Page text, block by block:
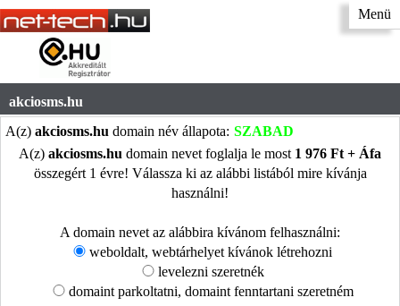
Menü
akciosms.hu
A(z) akciosms.hu domain név állapota: SZABAD
A(z) akciosms.hu domain nevet foglalja le most 1 976 Ft + Áfa
összegért 1 évre! Válassza ki az alábbi listából mire kívánja
használni!
A domain nevet az alábbira kívánom felhasználni:
weboldalt, webtárhelyet kívánok létrehozni
levelezni szeretnék
domaint parkoltatni, domaint fenntartani szeretném